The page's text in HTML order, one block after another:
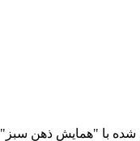
با "همایش ذهن سبز"